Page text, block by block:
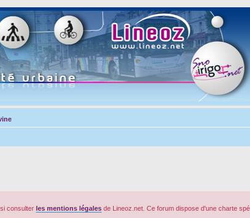
consulter les mentions légales de Lineoz.net. Ce forum dispose d'une charte